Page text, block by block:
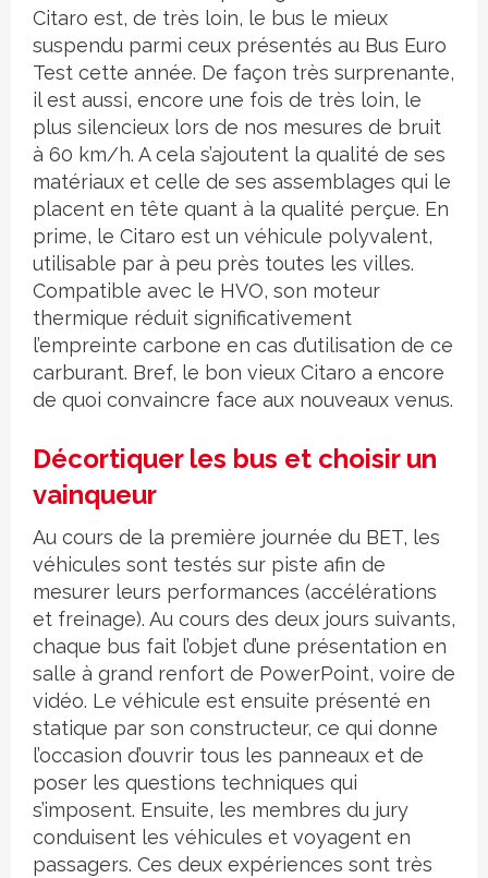
Citaro est, de très loin, le bus le mieux
suspendu parmi ceux présentés au Bus Euro
Test cette année. De façon très surprenante,
il est aussi, encore une fois de très loin, le
plus silencieux lors de nos mesures de bruit
à 60 km/h. A cela s’ajoutent la qualité de ses
matériaux et celle de ses assemblages qui le
placent en tête quant à la qualité perçue. En
prime, le Citaro est un véhicule polyvalent,
utilisable par à peu près toutes les villes.
Compatible avec le HVO, son moteur
thermique réduit significativement
l’empreinte carbone en cas d’utilisation de ce
carburant. Bref, le bon vieux Citaro a encore
de quoi convaincre face aux nouveaux venus.
Décortiquer les bus et choisir un
vainqueur
Au cours de la première journée du BET, les
véhicules sont testés sur piste afin de
mesurer leurs performances (accélérations
et freinage). Au cours des deux jours suivants,
chaque bus fait l’objet d’une présentation en
salle à grand renfort de PowerPoint, voire de
vidéo. Le véhicule est ensuite présenté en
statique par son constructeur, ce qui donne
l’occasion d’ouvrir tous les panneaux et de
poser les questions techniques qui
s’imposent. Ensuite, les membres du jury
conduisent les véhicules et voyagent en
passagers. Ces deux expériences sont très